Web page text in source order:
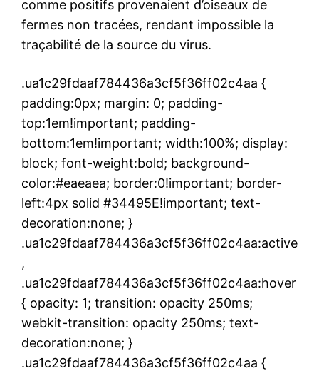
comme positifs provenaient d’oiseaux de
fermes non tracées, rendant impossible la
traçabilité de la source du virus.
.ua1c29fdaaf784436a3cf5f36ff02c4aa {
padding:0px; margin: 0; padding-
top:1em!important; padding-
bottom:1em!important; width:100%; display:
block; font-weight:bold; background-
color:#eaeaea; border:0!important; border-
left:4px solid #34495E!important; text-
decoration:none; }
.ua1c29fdaaf784436a3cf5f36ff02c4aa:active
,
.ua1c29fdaaf784436a3cf5f36ff02c4aa:hover
{ opacity: 1; transition: opacity 250ms;
webkit-transition: opacity 250ms; text-
decoration:none; }
.ua1c29fdaaf784436a3cf5f36ff02c4aa {